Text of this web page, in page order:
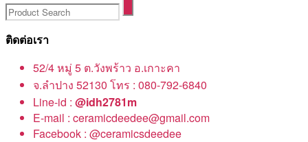
ติดต่อเรา
52/4 หมู่ 5 ต.วังพร้าว อ.เกาะคา
จ.ลำปาง 52130 โทร : 080-792-6840
Line-id : @idh2781m
E-mail : ceramicdeedee@gmail.com
Facebook : @ceramicsdeedee